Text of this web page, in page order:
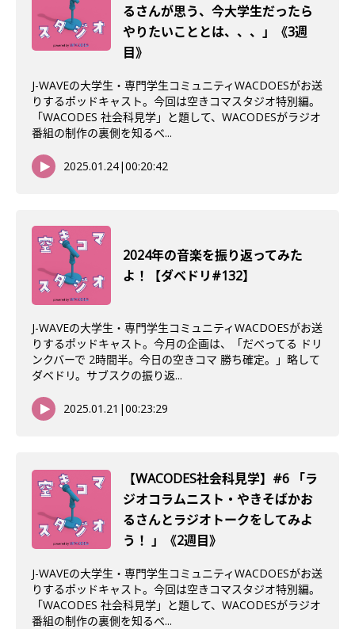
るさんが思う、今大学生だったら
やりたいこととは、、、」《3週
目》
J-WAVEの大学生・専門学生コミュニティWACDOESがお送
りするポッドキャスト。今回は空きコマスタジオ特別編。
「WACODES 社会科見学」と題して、WACODESがラジオ
番組の制作の裏側を知るべ...
2025.01.24|00:20:42
2024年の音楽を振り返ってみた
よ！【ダベドリ#132】
J-WAVEの大学生・専門学生コミュニティWACDOESがお送
りするポッドキャスト。今月の企画は、「だべってる ドリ
ンクバーで 2時間半。今日の空きコマ 勝ち確定。」略して
ダベドリ。サブスクの振り返...
2025.01.21 |00:23:29
【WACODES社会科見学】#6 「ラ
ジオコラムニスト・やきそばかお
るさんとラジオトークをしてみよ
う！ 」《2週目》
J-WAVEの大学生・専門学生コミュニティWACDOESがお送
りするポッドキャスト。今回は空きコマスタジオ特別編。
「WACODES 社会科見学」と題して、WACODESがラジオ
番組の制作の裏側を知るべ...